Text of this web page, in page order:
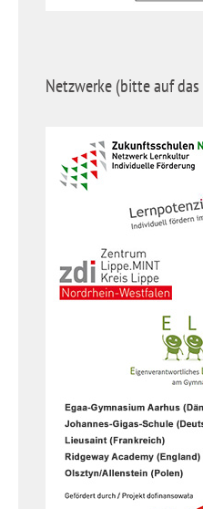
Netzwerke (bitte auf